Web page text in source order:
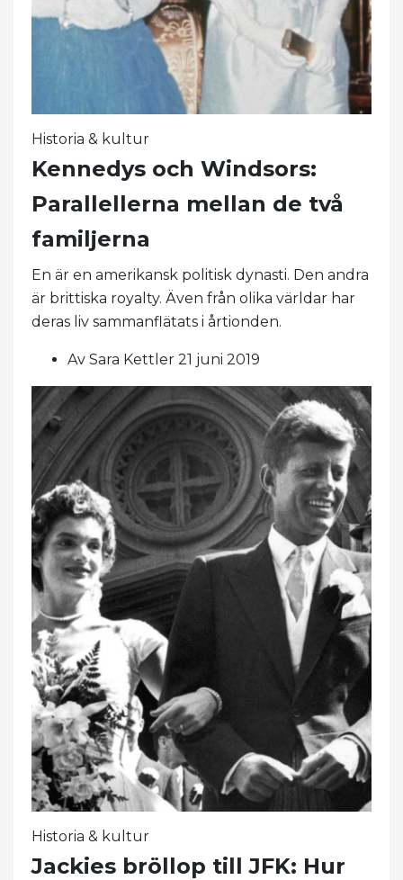
Historia & kultur
Kennedys och Windsors:
Parallellerna mellan de två
familjerna
En är en amerikansk politisk dynasti. Den andra
är brittiska royalty. Även från olika världar har
deras liv sammanflätats i årtionden.
Av Sara Kettler 21 juni 2019
Historia & kultur
Jackies bröllop till JFK: Hur